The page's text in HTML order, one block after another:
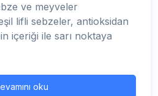
ve meyveler
lifli sebzeler, antioksidan
içeriği ile sarı noktaya
oku